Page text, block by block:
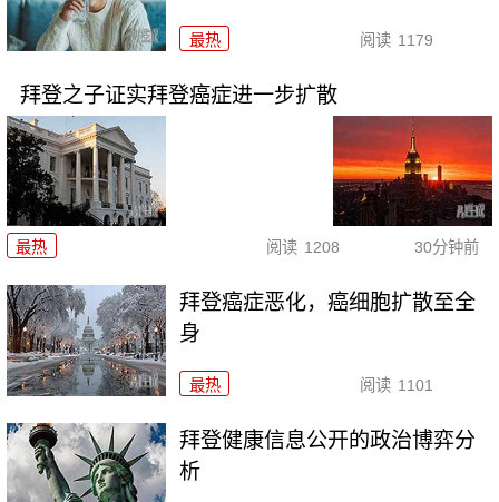
最热 阅读 1179
拜登之子证实拜登癌症进一步扩散
最热 阅读 1208 30分钟前
拜登癌症恶化，癌细胞扩散至全
身
最热 阅读 1101
拜登健康信息公开的政治博弈分
析